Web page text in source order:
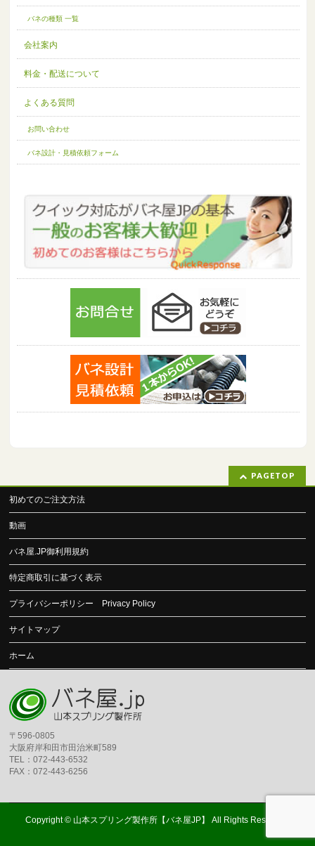
バネの種類 一覧
会社案内
料金・配送について
よくある質問
お問い合わせ
バネ設計・見積依頼フォーム
PAGETOP
初めてのご注文方法
動画
バネ屋.JP御利用規約
特定商取引に基づく表示
プライバシーポリシー Privacy Policy
サイトマップ
ホーム
〒596-0805
大阪府岸和田市田治米町589
TEL：072-443-6532
FAX：072-443-6256
Copyright © 山本スプリング製作所【バネ屋JP】 All Rights Reserved.